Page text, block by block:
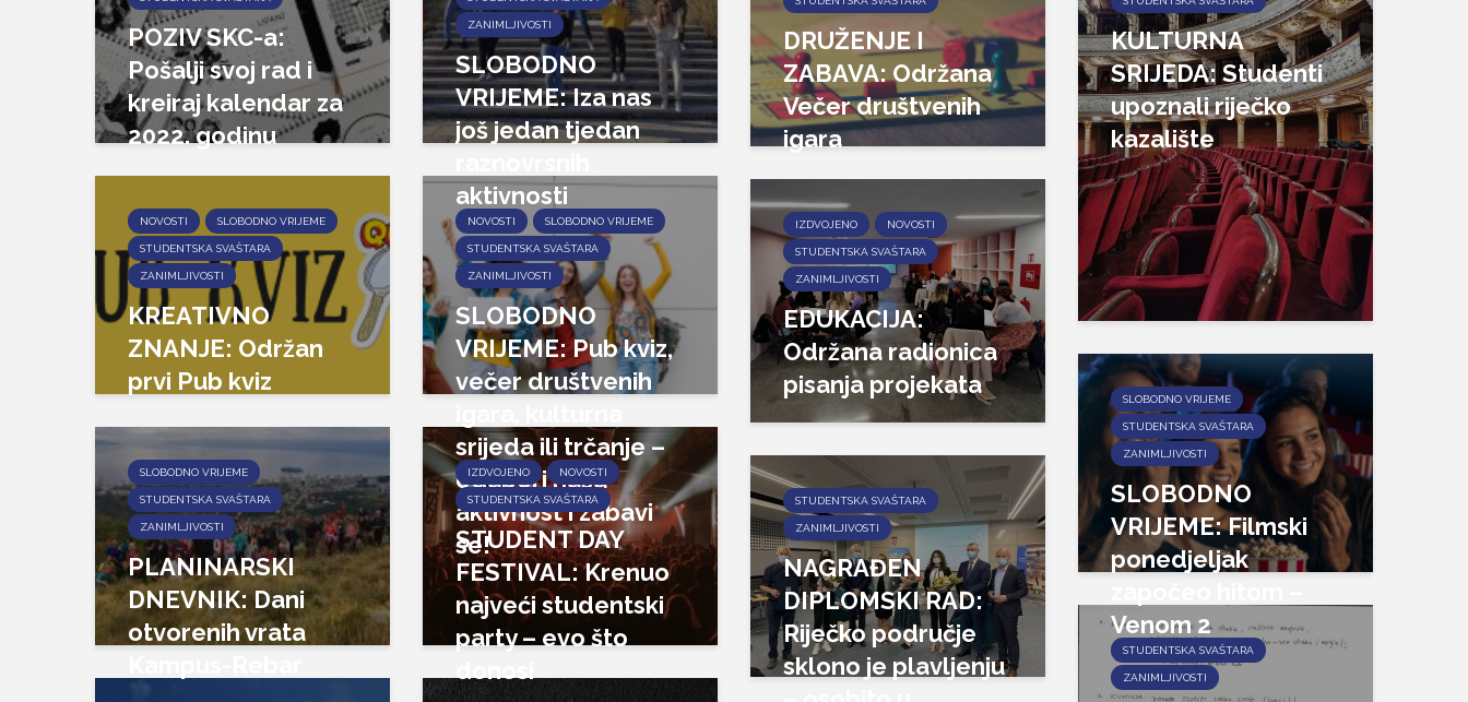
POZIV SKC-a:
Pošalji svoj rad i
kreiraj kalendar za
2022. godinu
ZANIMLJIVOSTI
SLOBODNO
VRIJEME: Iza nas
još jedan tjedan
aktivnosti
DRUŽENJE I
ZABAVA: Održana
Večer društvenih
igara
KULTURNA
SRIJEDA: Studenti
upoznali riječko
kazalište
NOVOSTI SLOBODNO VRIJEME
STUDENTSKA SVAŠTARA
ZANIMLJIVOSTI
KREATIVNO
ZNANJE: Održan
prvi Pub kviz
NOVOSTI SLOBODNO VRIJEME
STUDENTSKA SVAŠTARA
ZANIMLJIVOSTI
SLOBODNO
VRIJEME: Pub kviz,
večer društvenih
srijeda ili trčanje –
odaberi našu
aktivnost i zabavi
se!
IZDVOJENO NOVOSTI
STUDENTSKA SVAŠTARA
ZANIMLJIVOSTI
EDUKACIJA:
Održana radionica
pisanja projekata
SLOBODNO VRIJEME
STUDENTSKA SVAŠTARA
ZANIMLJIVOSTI
SLOBODNO
VRIJEME: Filmski
ponedjeljak
Venom 2
SLOBODNO VRIJEME
STUDENTSKA SVAŠTARA
ZANIMLJIVOSTI
PLANINARSKI
DNEVNIK: Dani
otvorenih vrata
IZDVOJENO NOVOSTI
STUDENTSKA SVAŠTARA
STUDENT DAY
FESTIVAL: Krenuo
najveći studentski
party – evo što
STUDENTSKA SVAŠTARA
ZANIMLJIVOSTI
NAGRAĐEN
DIPLOMSKI RAD:
Riječko područje
sklono je plavljenju
STUDENTSKA SVAŠTARA
ZANIMLJIVOSTI